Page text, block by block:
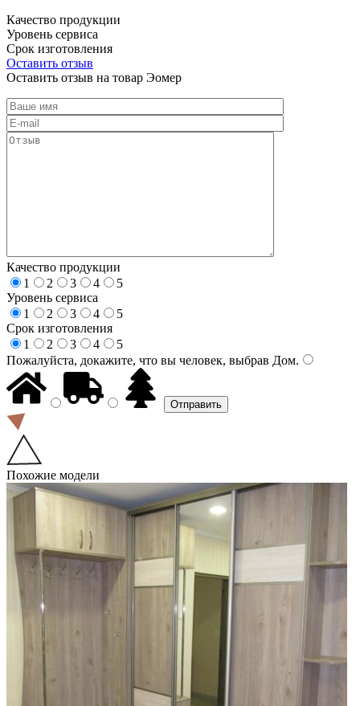
Качество продукции
Уровень сервиса
Срок изготовления
Оставить отзыв
Оставить отзыв на товар Эомер
Качество продукции
1
2 3 4
5
Уровень сервиса
1
2 3 4
5
Срок изготовления
1
2 3 4
5
Пожалуйста, докажите, что вы человек, выбрав Дом.
Похожие модели